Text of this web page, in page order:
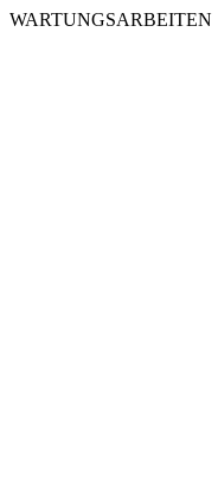
WARTUNGSARBEITEN